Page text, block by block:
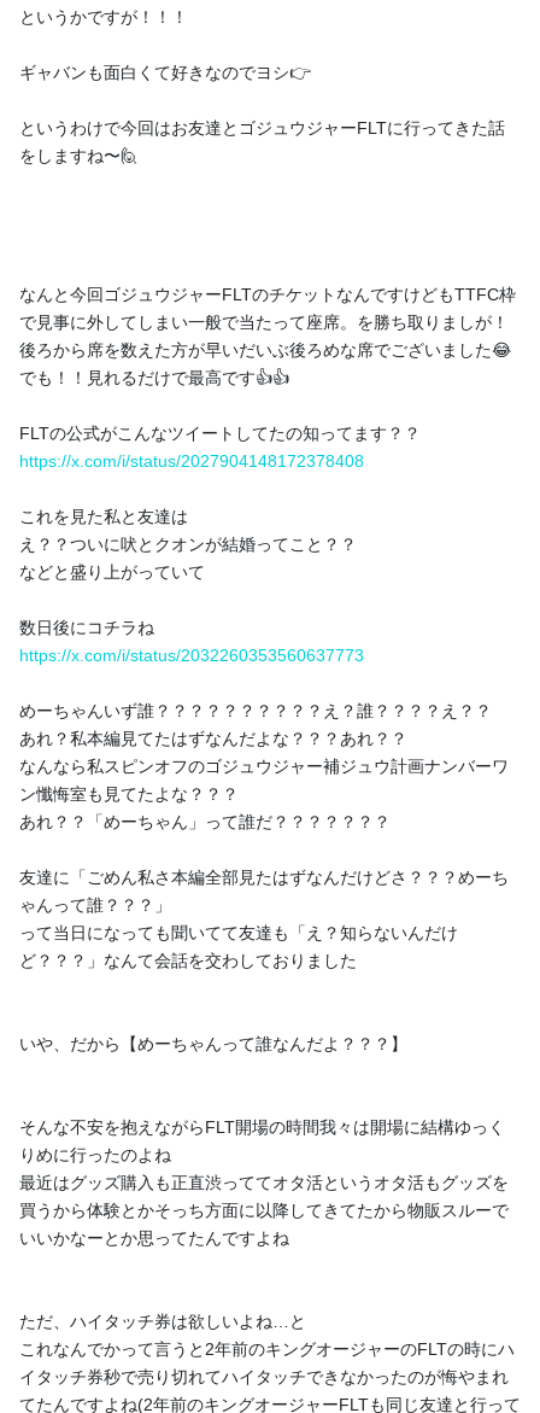
ルシア・アラモード公式ファンページ「ルシアの生態覗
いてみた」
ゴジュウジャーFLTに行ってきました
こんルシア〜🍮☀️ ゴジュウジャーが終わってはや数日…本当に早
んというかですが！！！ ギャバンも面白くて好きなのでヨシ👉
というわけで今回はお友達とゴジュウジャーFLTに行ってきた話を
6 3
ルシア・アラモード公式ファンページ「ルシアの生態覗
2026/05/03
ギャバンショー見てきた話
こんルシア〜🍮☀️ ゴールデンウィークいかがお過ごしです
たり過ごしてるあなたの為にもこちらの記事を作成しました🖊✨
名付けて ギャバンショー見てきた話です 👏👏👏👏 ...
6 1
というかですが！！！
ギャバンも面白くて好きなのでヨシ👉
というわけで今回はお友達とゴジュウジャーFLTに行ってきた話
をしますね〜🙋
なんと今回ゴジュウジャーFLTのチケットなんですけどもTTFC枠
で見事に外してしまい一般で当たって座席。を勝ち取りましが！
後ろから席を数えた方が早いだいぶ後ろめな席でございました😂
でも！！見れるだけで最高です👍👍
FLTの公式がこんなツイートしてたの知ってます？？
https://x.com/i/status/2027904148172378408
これを見た私と友達は
え？？ついに吠とクオンが結婚ってこと？？
などと盛り上がっていて
数日後にコチラね
https://x.com/i/status/2032260353560637773
めーちゃんいず誰？？？？？？？？？？え？誰？？？？え？？
あれ？私本編見てたはずなんだよな？？？あれ？？
なんなら私スピンオフのゴジュウジャー補ジュウ計画ナンバーワ
ン懺悔室も見てたよな？？？
あれ？？「めーちゃん」って誰だ？？？？？？？
友達に「ごめん私さ本編全部見たはずなんだけどさ？？？めーち
ゃんって誰？？？」
って当日になっても聞いてて友達も「え？知らないんだけ
ど？？？」なんて会話を交わしておりました
いや、だから【めーちゃんって誰なんだよ？？？】
そんな不安を抱えながらFLT開場の時間我々は開場に結構ゆっく
りめに行ったのよね
最近はグッズ購入も正直渋っててオタ活というオタ活もグッズを
買うから体験とかそっち方面に以降してきてたから物販スルーで
いいかなーとか思ってたんですよね
ただ、ハイタッチ券は欲しいよね…と
これなんでかって言うと2年前のキングオージャーのFLTの時にハ
イタッチ券秒で売り切れてハイタッチできなかったのが悔やまれ
てたんですよね(2年前のキングオージャーFLTも同じ友達と行って